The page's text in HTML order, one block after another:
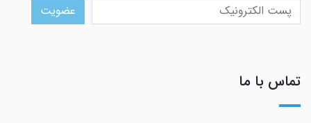
عضویت
تماس با ما